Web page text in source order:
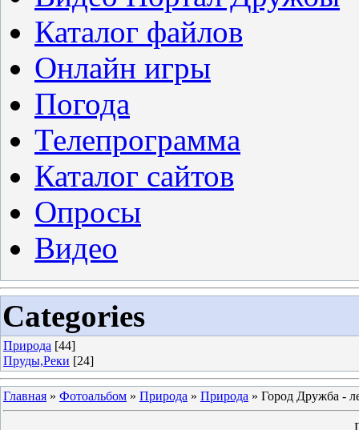
Каталог файлов
Онлайн игры
Погода
Телепрограмма
Каталог сайтов
Опросы
Видео
Categories
Природа [44]
Пруды,Реки [24]
Главная » Фотоальбом » Природа » Природа » Город Дружба -